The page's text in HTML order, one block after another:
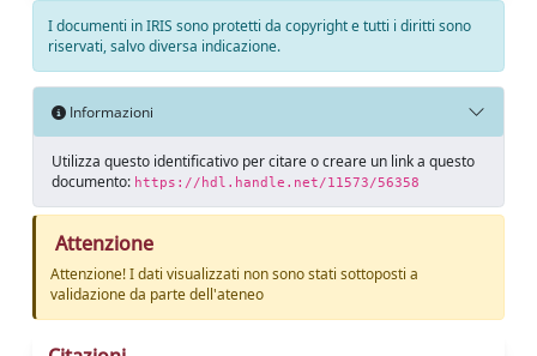
I documenti in IRIS sono protetti da copyright e tutti i diritti sono
riservati, salvo diversa indicazione.
Informazioni
Utilizza questo identificativo per citare o creare un link a questo
documento: https://hdl.handle.net/11573/56358
Attenzione
Attenzione! I dati visualizzati non sono stati sottoposti a
validazione da parte dell'ateneo